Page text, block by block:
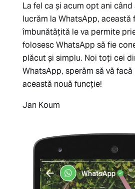
La fel ca și acum opt ani
lucrăm la WhatsApp, această
îmbunătățită le va permite
folosesc WhatsApp să fie
plăcut și simplu. Noi toți cei
WhatsApp, sperăm să vă
această nouă funcție!
Jan Koum